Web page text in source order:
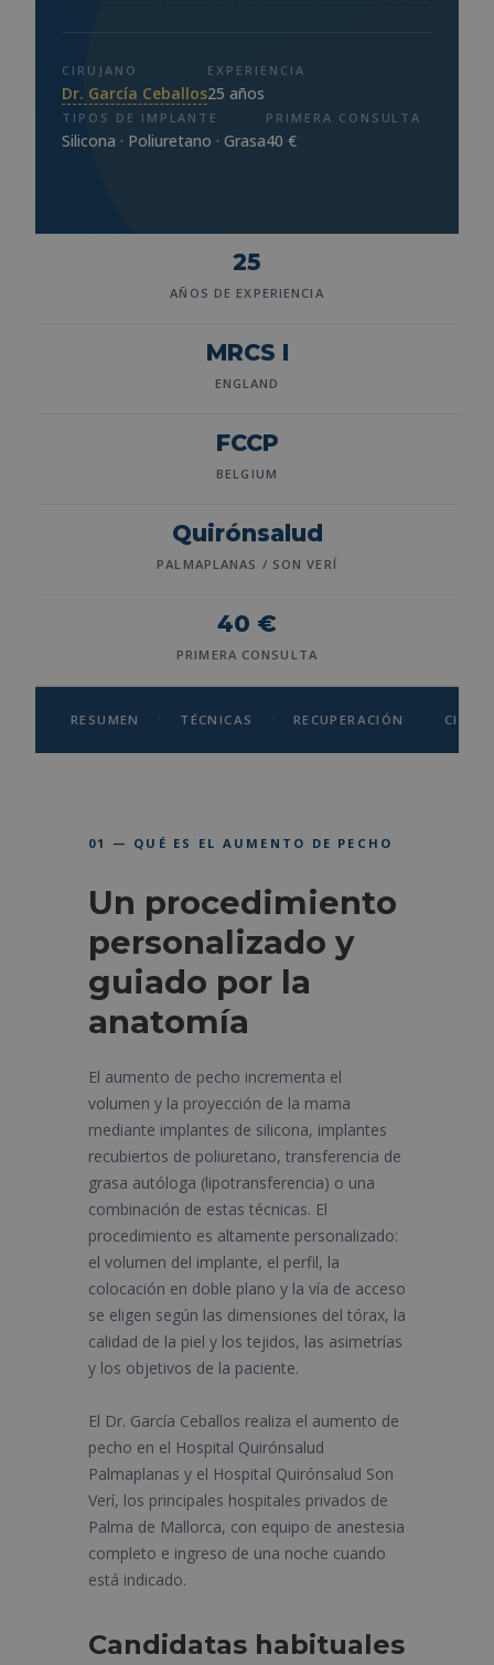
CIRUJANO
Dr. García Ceballos
EXPERIENCIA
25 años
TIPOS DE IMPLANTE
Silicona · Poliuretano · Grasa
PRIMERA CONSULTA
40 €
25
AÑOS DE EXPERIENCIA
MRCS I
ENGLAND
FCCP
BELGIUM
Quirónsalud
PALMAPLANAS / SON VERÍ
40 €
PRIMERA CONSULTA
RESUMEN · TÉCNICAS · RECUPERACIÓN ·
01 — QUÉ ES EL AUMENTO DE PECHO
Un procedimiento
personalizado y
guiado por la
anatomía
El aumento de pecho incrementa el
volumen y la proyección de la mama
mediante implantes de silicona, implantes
recubiertos de poliuretano, transferencia de
grasa autóloga (lipotransferencia) o una
combinación de estas técnicas. El
procedimiento es altamente personalizado:
el volumen del implante, el perfil, la
colocación en doble plano y la vía de acceso
se eligen según las dimensiones del tórax, la
calidad de la piel y los tejidos, las asimetrías
y los objetivos de la paciente.
El Dr. García Ceballos realiza el aumento de
pecho en el Hospital Quirónsalud
Palmaplanas y el Hospital Quirónsalud Son
Verí, los principales hospitales privados de
Palma de Mallorca, con equipo de anestesia
completo e ingreso de una noche cuando
está indicado.
Candidatas habituales